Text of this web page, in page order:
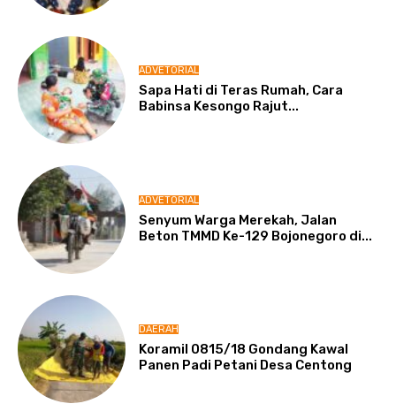
ADVETORIAL
Sapa Hati di Teras Rumah, Cara
Babinsa Kesongo Rajut...
ADVETORIAL
Senyum Warga Merekah, Jalan
Beton TMMD Ke-129 Bojonegoro di...
DAERAH
Koramil 0815/18 Gondang Kawal
Panen Padi Petani Desa Centong